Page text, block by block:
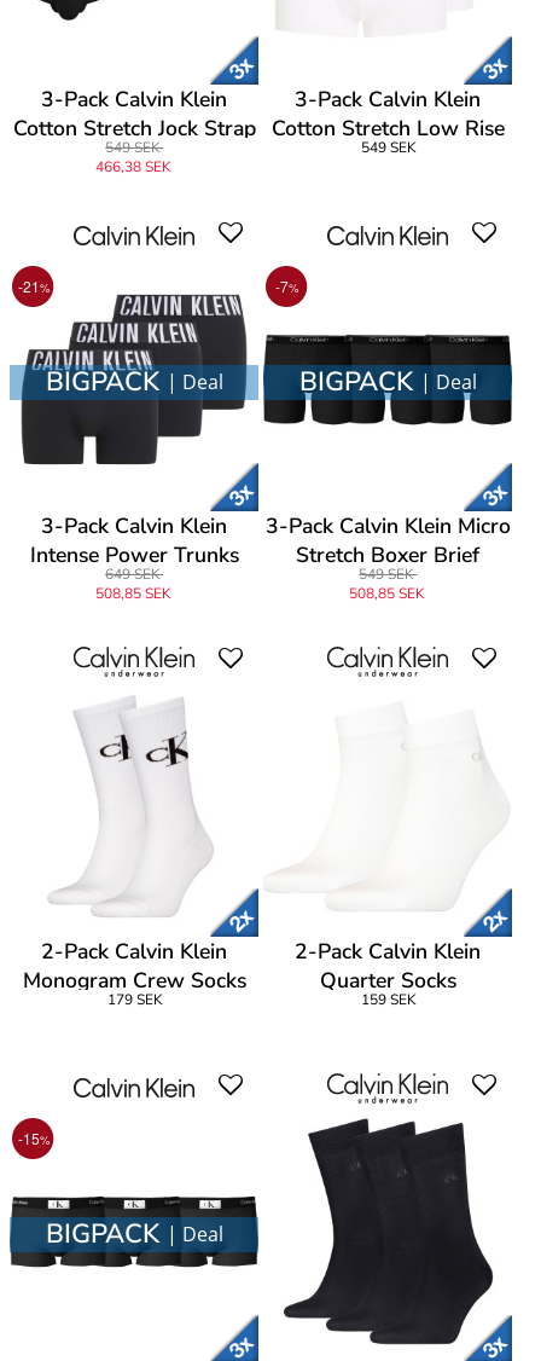
3-Pack Calvin Klein
Cotton Stretch Jock Strap
549 SEK
466,38 SEK
3-Pack Calvin Klein
Cotton Stretch Low Rise
Trunks
549 SEK
-21%
BIGPACK | Deal
3-Pack Calvin Klein
Intense Power Trunks
649 SEK
508,85 SEK
-7%
BIGPACK | Deal
3-Pack Calvin Klein Micro
Stretch Boxer Brief
549 SEK
508,85 SEK
2-Pack Calvin Klein
Monogram Crew Socks
179 SEK
2-Pack Calvin Klein
Quarter Socks
159 SEK
-15%
BIGPACK | Deal